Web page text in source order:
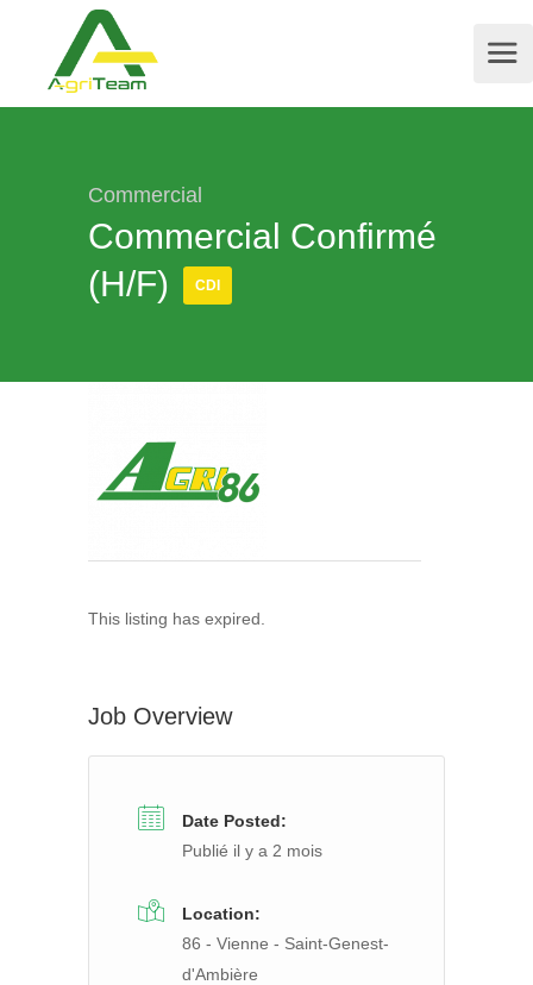
Commercial
Commercial Confirmé
(H/F)
CDI
This listing has expired.
Job Overview
Date Posted:
Publié il y a 2 mois
Location:
86 - Vienne - Saint-Genest-
d'Ambière